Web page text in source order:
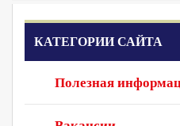
Главная
О компании
Реквизиты Москва
Раскрытие информации
КАТЕГОРИИ САЙТА
Полезная